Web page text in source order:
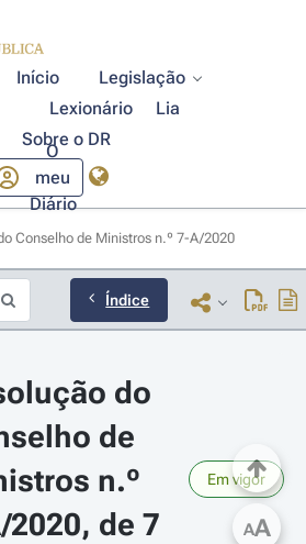
Início
Legislação
Lexionário
Lia
Sobre o DR
O
meu
Diário
Conselho de Ministros n.º 7-A/2020
Índice
do
de
n.º
2020, de 7
Em vigor
AA